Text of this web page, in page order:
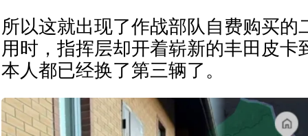
所以这就出现了作战部队自费购买的
用时，指挥层却开着崭新的丰田皮卡
本人都已经换了第三辆了。